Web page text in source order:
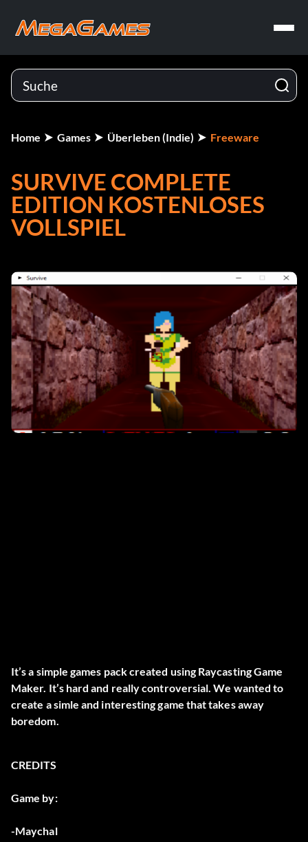
Home Games Überleben (Indie) Freeware
SURVIVE COMPLETE
EDITION KOSTENLOSES
VOLLSPIEL
It’s a simple games pack created using Raycasting Game
Maker. It’s hard and really controversial. We wanted to
create a simle and interesting game that takes away
boredom.
CREDITS
Game by:
-Maychal